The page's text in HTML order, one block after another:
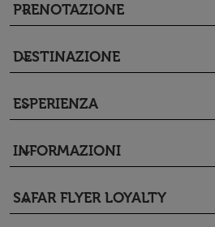
PRENOTAZIONE
keyboard_arrow_down
DESTINAZIONE
keyboard_arrow_down
ESPERIENZA
keyboard_arrow_down
INFORMAZIONI
keyboard_arrow_down
SAFAR FLYER LOYALTY
keyboard_arrow_down